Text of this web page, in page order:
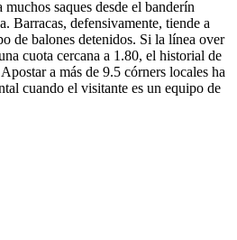
saques desde el banderín
Barracas, defensivamente, tiende a
de balones detenidos. Si la línea over
cuota cercana a 1.80, el historial de
a más de 9.5 córners locales ha
cuando el visitante es un equipo de